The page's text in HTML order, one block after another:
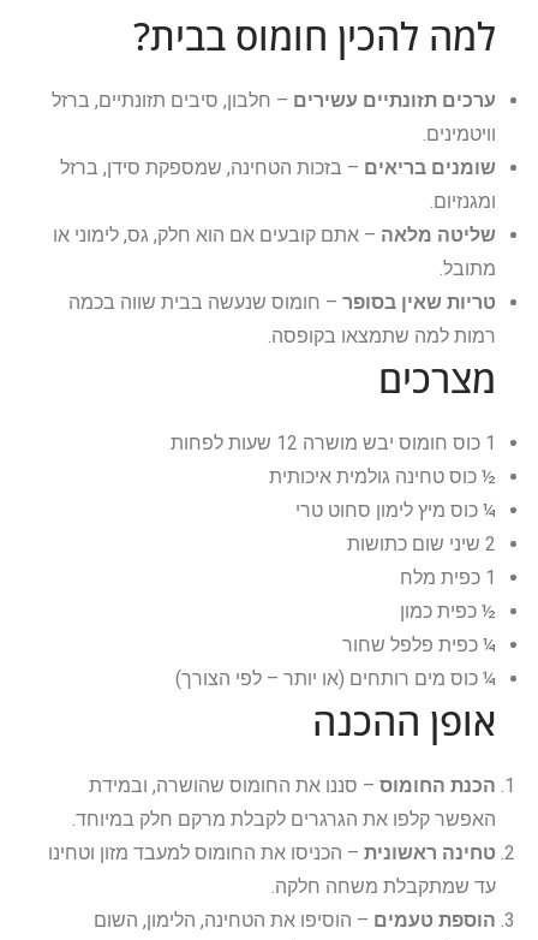
למה להכין חומוס בבית?
ערכים תזונתיים עשירים – חלבון, סיבים תזונתיים, ברזל
וויטמינים.
שומנים בריאים – בזכות הטחינה, שמספקת סידן, ברזל
ומגנזיום.
שליטה מלאה – אתם קובעים אם הוא חלק, גס, לימוני או
מתובל.
טריות שאין בסופר – חומוס שנעשה בבית שווה בכמה
רמות למה שתמצאו בקופסה.
מצרכים
1 כוס חומוס יבש מושרה 12 שעות לפחות
½ כוס טחינה גולמית איכותית
¼ כוס מיץ לימון סחוט טרי
2 שיני שום כתושות
1 כפית מלח
½ כפית כמון
¼ כפית פלפל שחור
¼ כוס מים רותחים (או יותר – לפי הצורך)
אופן ההכנה
הכנת החומוס – סננו את החומוס שהושרה, ובמידת
האפשר קלפו את הגרגרים לקבלת מרקם חלק במיוחד.
טחינה ראשונית – הכניסו את החומוס למעבד מזון וטחינו
עד שמתקבלת משחה חלקה.
הוספת טעמים – הוסיפו את הטחינה, הלימון, השום